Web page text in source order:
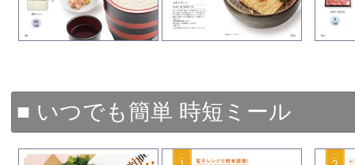
■ いつでも簡単 時短ミール